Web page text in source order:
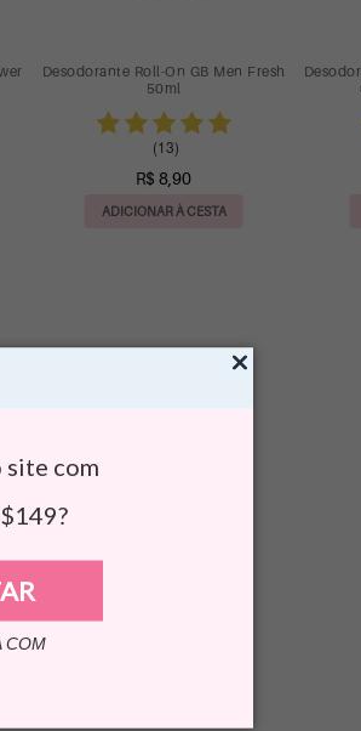
site com
COM
Desodorante Roll-On GB Men Fresh
50ml
(13)
R$ 8,90
ADICIONAR À CESTA